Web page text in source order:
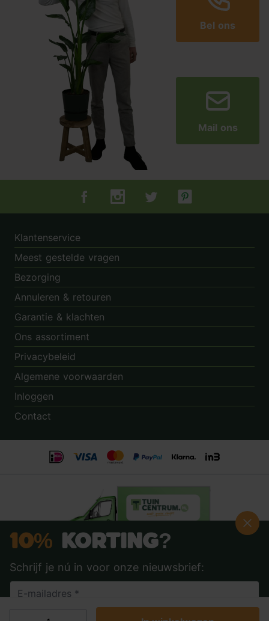
Bel ons
Mail ons
Tuincentrum.nl op Facebook
Tuincentrum.nl op Instagram
Tuincentrum.nl op Twitter
Tuincentrum.nl op
Klantenservice
Meest gestelde vragen
Bezorging
Annuleren & retouren
Garantie & klachten
Ons assortiment
Privacybeleid
Algemene voorwaarden
Inloggen
Contact
Beoordeling:8.9door3.862klanten
© 2014 - 2026 - Tuincentrum.nl B.V.
info@tuincentrum.nl·085 40 16 555
10% Korting?
Schrijf je nú in voor onze nieuwsbrief: